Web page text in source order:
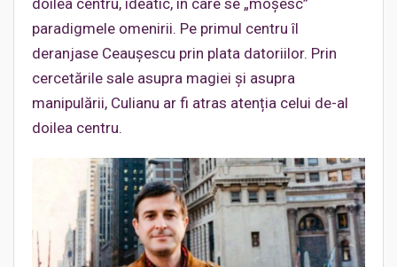
paradigmele omenirii. Pe primul centru îl
deranjase Ceaușescu prin plata datoriilor. Prin
cercetările sale asupra magiei și asupra
manipulării, Culianu ar fi atras atenția celui de-al
doilea centru.